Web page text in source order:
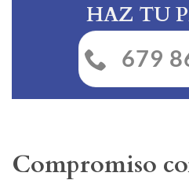
HAZ TU
679
Compromiso